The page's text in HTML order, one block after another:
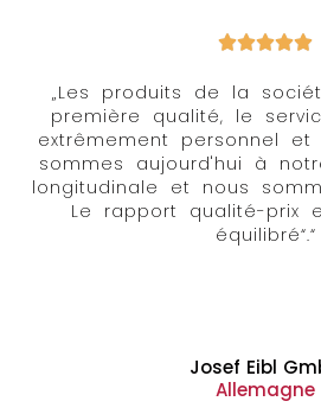
„Les produits de la
première qualité, le
extrêmement personnel et
sommes aujourd'hui à
longitudinale et nous
Le rapport qualité-prix
équilibré“.“
Josef Eibl
Allemagne